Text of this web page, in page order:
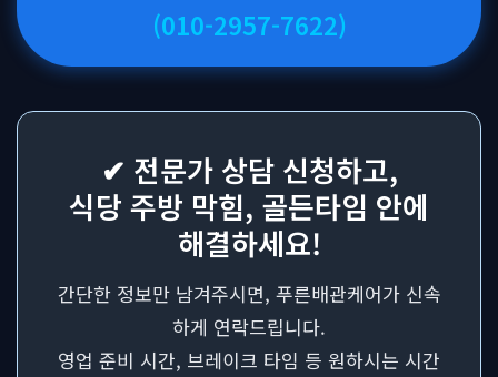
(010-2957-7622)
✔ 전문가 상담 신청하고,
식당 주방 막힘, 골든타임 안에
해결하세요!
간단한 정보만 남겨주시면, 푸른배관케어가 신속
하게 연락드립니다.
영업 준비 시간, 브레이크 타임 등 원하시는 시간